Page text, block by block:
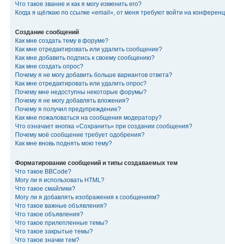
Что такое звание и как я могу изменить его?
Когда я щёлкаю по ссылке «email», от меня требуют войти на
Создание сообщений
Как мне создать тему в форуме?
Как мне отредактировать или удалить сообщение?
Как мне добавить подпись к своему сообщению?
Как мне создать опрос?
Почему я не могу добавить больше вариантов ответа?
Как мне отредактировать или удалить опрос?
Почему мне недоступны некоторые форумы?
Почему я не могу добавлять вложения?
Почему я получил предупреждение?
Как мне пожаловаться на сообщения модератору?
Что означает кнопка «Сохранить» при создании сообщения?
Почему моё сообщение требует одобрения?
Как мне вновь поднять мою тему?
Форматирование сообщений и типы создаваемых тем
Что такое BBCode?
Могу ли я использовать HTML?
Что такое смайлики?
Могу ли я добавлять изображения к сообщениям?
Что такое важные объявления?
Что такое объявления?
Что такое прилепленные темы?
Что такое закрытые темы?
Что такое значки тем?